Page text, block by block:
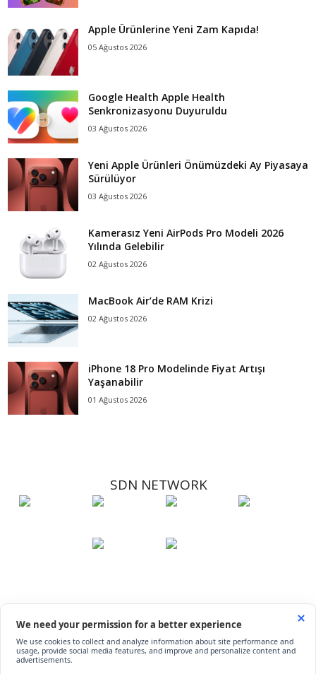
Apple Ürünlerine Yeni Zam Kapıda!
05 Ağustos 2026
Google Health Apple Health
Senkronizasyonu Duyuruldu
03 Ağustos 2026
Yeni Apple Ürünleri Önümüzdeki Ay Piyasaya
Sürülüyor
03 Ağustos 2026
Kamerasız Yeni AirPods Pro Modeli 2026
Yılında Gelebilir
02 Ağustos 2026
MacBook Air’de RAM Krizi
02 Ağustos 2026
iPhone 18 Pro Modelinde Fiyat Artışı
Yaşanabilir
01 Ağustos 2026
SDN NETWORK